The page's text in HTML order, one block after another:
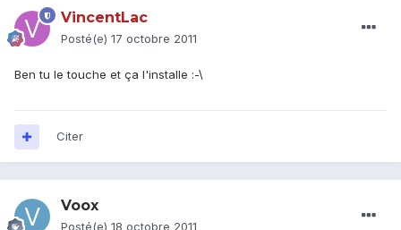
VincentLac
Posté(e) 17 octobre 2011
Ben tu le touche et ça l'installe :-\
Citer
Voox
Posté(e) 18 octobre 2011